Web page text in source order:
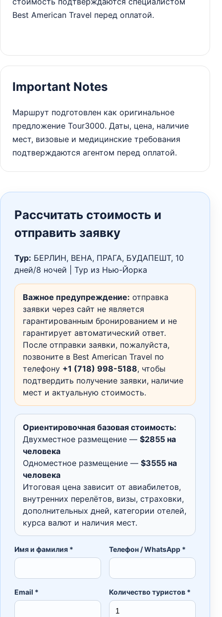
Best American Travel перед оплатой.
Important Notes
Маршрут подготовлен как оригинальное
предложение Tour3000. Даты, цена, наличие
мест, визовые и медицинские требования
подтверждаются агентом перед оплатой.
Рассчитать стоимость и
отправить заявку
Тур: БЕРЛИН, ВЕНА, ПРАГА, БУДАПЕШТ, 10
дней/8 ночей | Тур из Нью-Йорка
Важное предупреждение: отправка
заявки через сайт не является
гарантированным бронированием и не
гарантирует автоматический ответ.
После отправки заявки, пожалуйста,
позвоните в Best American Travel по
телефону +1 (718) 998-5188, чтобы
подтвердить получение заявки, наличие
мест и актуальную стоимость.
Ориентировочная базовая стоимость:
Двухместное размещение — $2855 на
человека
Одноместное размещение — $3555 на
человека
Итоговая цена зависит от авиабилетов,
внутренних перелётов, визы, страховки,
дополнительных дней, категории отелей,
курса валют и наличия мест.
Имя и фамилия * Телефон / WhatsApp *
Email * Количество туристов *